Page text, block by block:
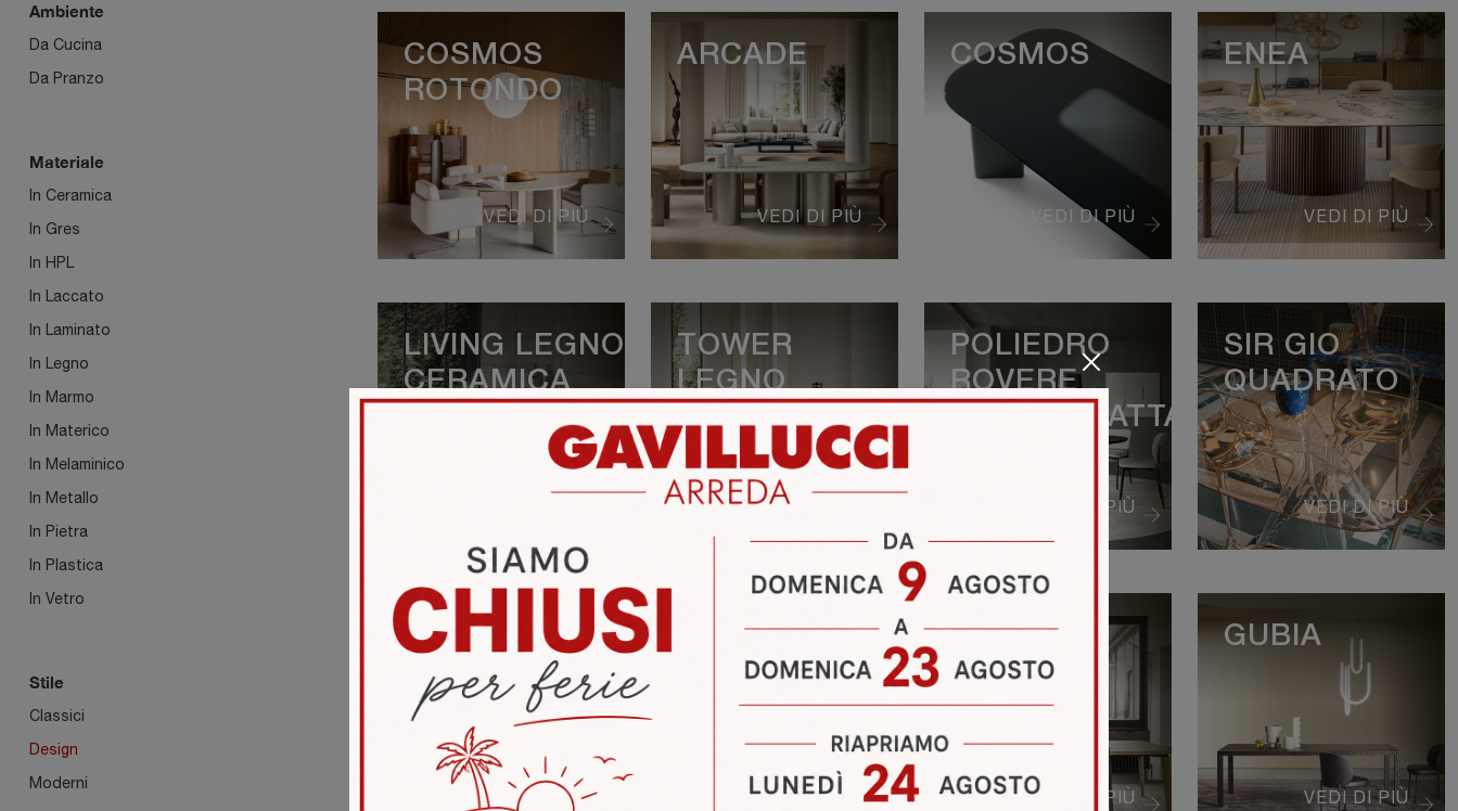
Ambiente
Da Cucina
Da Pranzo
Materiale
In Ceramica
In Gres
In HPL
In Laccato
In Laminato
In Legno
In Marmo
In Materico
In Melaminico
In Metallo
In Pietra
In Plastica
In Vetro
Stile
Classici
Design
Moderni
VEDI DI PIÙ
COSMOS
ROTONDO
VEDI DI PIÙ
ARCADE
VEDI DI PIÙ
COSMOS
VEDI DI PIÙ
ENEA
LIVING LEGNO
CERAMICA
VEDI DI PIÙ
TOWER
LEGNO
CERAMICA
VEDI DI PIÙ
POLIEDRO
ROVERE
TERMOTRATTATO
VEDI DI PIÙ
SIR GIO
QUADRATO
VEDI DI PIÙ
ESSE
VEDI DI PIÙ
FUSELLO
VEDI DI PIÙ
FYRA
VEDI DI PIÙ
GUBIA